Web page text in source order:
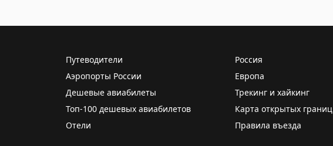
Путеводители Россия
Аэропорты России
Европа
Дешевые авиабилеты
Трекинг и хайкинг
Топ-100 дешевых авиабилетов
Карта открытых границ
Отели
Правила въезда